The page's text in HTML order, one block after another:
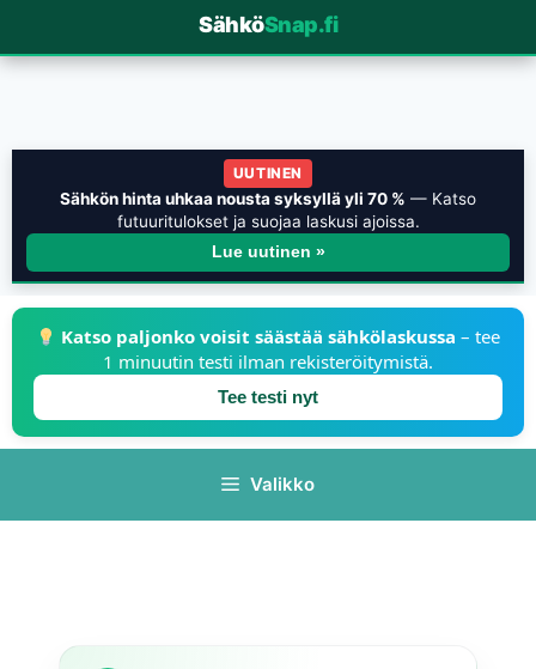
SähköSnap.fi
UUTINEN
Sähkön hinta uhkaa nousta syksyllä yli 70 % — Katso
futuuritulokset ja suojaa laskusi ajoissa.
Lue uutinen »
Katso paljonko voisit säästää sähkölaskussa – tee
1 minuutin testi ilman rekisteröitymistä.
Tee testi nyt
Valikko